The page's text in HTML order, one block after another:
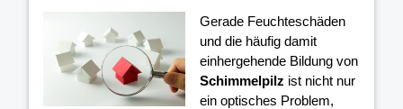
Gerade Feuchteschäden
und die häufig damit
einhergehende Bildung von
Schimmelpilz ist nicht nur
ein optisches Problem,